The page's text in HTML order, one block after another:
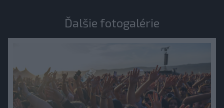
Ďalšie fotogalérie